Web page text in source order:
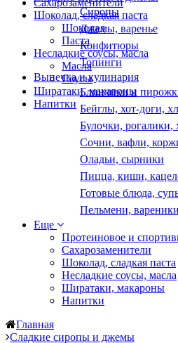
Сахарозаменители
Шоколад, сладкая паста
Шоколад
Паста
Несладкие соусы, масла
Масла
Соусы
Ширатаки, макароны
Напитки
Сиропы
Джемы, варенье
Конфитюры
Топинги
Выпечка и кулинария
Блинчики и
Бейглы, хот-доги,
Булочки, рогалики,
Сочни, вафли,
Оладьи, сырники
Пицца, киши,
Готовые блюда,
Пельмени, вареники
Еще
Протеиновое и
Сахарозаменители
Шоколад, сладкая паста
Несладкие соусы, масла
Ширатаки, макароны
Напитки
Главная
Сладкие сиропы и джемы